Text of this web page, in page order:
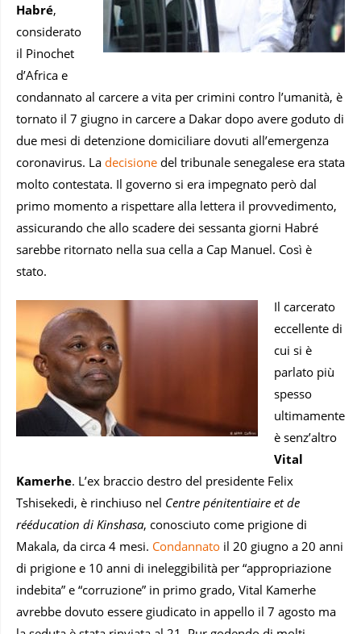
Habré,
considerato
il Pinochet
d’Africa e
condannato al carcere a vita per crimini contro l’umanità, è
tornato il 7 giugno in carcere a Dakar dopo avere goduto di
due mesi di detenzione domiciliare dovuti all’emergenza
coronavirus. La decisione del tribunale senegalese era stata
molto contestata. Il governo si era impegnato però dal
primo momento a rispettare alla lettera il provvedimento,
assicurando che allo scadere dei sessanta giorni Habré
sarebbe ritornato nella sua cella a Cap Manuel. Così è
stato.
Il carcerato
eccellente di
cui si è
parlato più
spesso
ultimamente
è senz’altro
Vital
Kamerhe. L’ex braccio destro del presidente Felix
Tshisekedi, è rinchiuso nel Centre pénitentiaire et de
rééducation di Kinshasa, conosciuto come prigione di
Makala, da circa 4 mesi. Condannato il 20 giugno a 20 anni
di prigione e 10 anni di ineleggibilità per “appropriazione
indebita” e “corruzione” in primo grado, Vital Kamerhe
avrebbe dovuto essere giudicato in appello il 7 agosto ma